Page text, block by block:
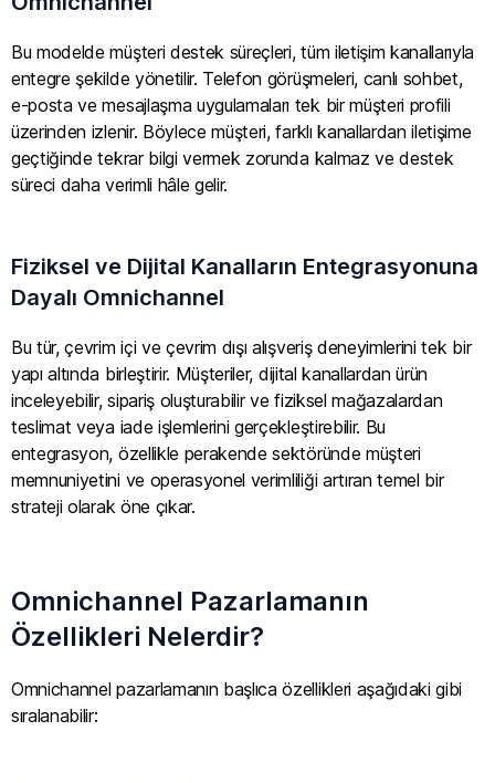
Bu modelde müşteri destek süreçleri, tüm iletişim kanallarıyla
entegre şekilde yönetilir. Telefon görüşmeleri, canlı sohbet,
e-posta ve mesajlaşma uygulamaları tek bir müşteri profili
üzerinden izlenir. Böylece müşteri, farklı kanallardan iletişime
geçtiğinde tekrar bilgi vermek zorunda kalmaz ve destek
süreci daha verimli hâle gelir.
Fiziksel ve Dijital Kanalların Entegrasyonuna
Dayalı Omnichannel
Bu tür, çevrim içi ve çevrim dışı alışveriş deneyimlerini tek bir
yapı altında birleştirir. Müşteriler, dijital kanallardan ürün
inceleyebilir, sipariş oluşturabilir ve fiziksel mağazalardan
teslimat veya iade işlemlerini gerçekleştirebilir. Bu
entegrasyon, özellikle perakende sektöründe müşteri
memnuniyetini ve operasyonel verimliliği artıran temel bir
strateji olarak öne çıkar.
Omnichannel Pazarlamanın
Özellikleri Nelerdir?
Omnichannel pazarlamanın başlıca özellikleri aşağıdaki gibi
sıralanabilir: